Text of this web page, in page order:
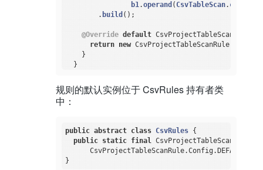
b1.operand ( CsvTableScan. class
        .
build () ;
@Override default CsvProjectTableScanRule
return new CsvProjectTableScanRule(
    }
  }
规则的默认实例位于 CsvRules 持有者类
中：
public abstract class CsvRules {
public static final CsvProjectTableScanRule